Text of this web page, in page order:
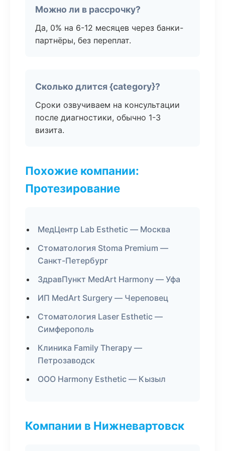
Можно ли в рассрочку?
Да, 0% на 6-12 месяцев через банки-
партнёры, без переплат.
Сколько длится {category}?
Сроки озвучиваем на консультации
после диагностики, обычно 1-3
визита.
Похожие компании:
Протезирование
МедЦентр Lab Esthetic — Москва
Стоматология Stoma Premium —
Санкт-Петербург
ЗдравПункт MedArt Harmony — Уфа
ИП MedArt Surgery — Череповец
Стоматология Laser Esthetic —
Симферополь
Клиника Family Therapy —
Петрозаводск
ООО Harmony Esthetic — Кызыл
Компании в Нижневартовск